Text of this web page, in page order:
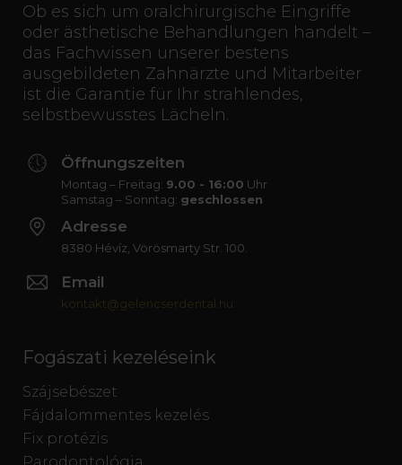
Ob es sich um oralchirurgische Eingriffe
oder ästhetische Behandlungen handelt –
das Fachwissen unserer bestens
ausgebildeten Zahnärzte und Mitarbeiter
ist die Garantie für Ihr strahlendes,
selbstbewusstes Lächeln.
Öffnungszeiten
Montag – Freitag: 9.00 - 16:00 Uhr
Samstag – Sonntag: geschlossen
Adresse
8380 Hévíz, Vörösmarty Str. 100.
Email
kontakt@gelencserdental.hu
Fogászati kezeléseink
Szájsebészet
Fájdalommentes kezelés
Fix protézis